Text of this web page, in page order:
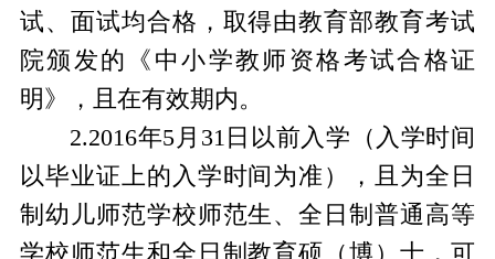
试、面试均合格，取得由教育部教育考试
院颁发的《中小学教师资格考试合格证
明》，且在有效期内。
2.2016年5月31日以前入学（入学时间
以毕业证上的入学时间为准），且为全日
制幼儿师范学校师范生、全日制普通高等
学校师范生和全日制教育硕（博）士，可